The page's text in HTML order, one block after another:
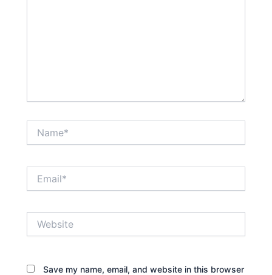
Save my name, email, and website in this browser